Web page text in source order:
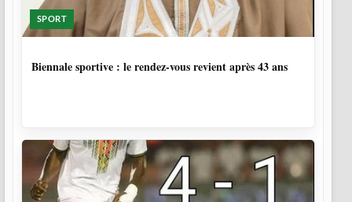
SPORT
Biennale sportive : le rendez-vous revient après 43 ans